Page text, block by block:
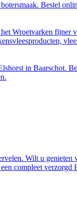
Bestel
Wroetvarken
in Baarschot.
Wilt u
compleet verzorgd